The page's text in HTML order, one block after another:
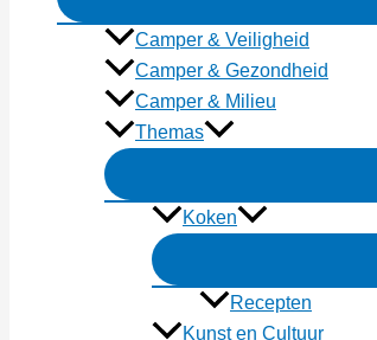
Camper & Veiligheid
Camper & Gezondheid
Camper & Milieu
Themas
Koken
Recepten
Kunst en Cultuur